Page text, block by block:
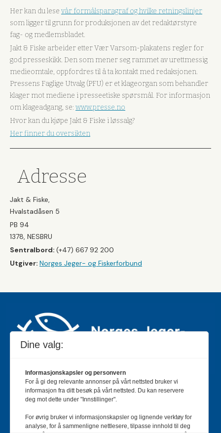
Her kan du lese vår formålsparagraf og hvilke retningslinjer
som ligger til grunn for produksjonen av det redaktørstyre
fag- og medlemsbladet.
Jakt & Fiske arbeider etter Vær Varsom-plakatens regler for
god presseskikk. Den som mener seg rammet av urettmessig
medieomtale, oppfordres til å ta kontakt med redaksjonen.
Pressens Faglige Utvalg (PFU) er et klageorgan som behandler
klager mot mediene i presseetiske spørsmål. For informasjon
om klageadgang, se: www.presse.no
Hvor kan du kjøpe Jakt & Fiske i løssalg?
Her finner du oversikten
Adresse
Jakt & Fiske,
Hvalstadåsen 5
PB 94
1378, NESBRU
Sentralbord: (+47) 667 92 200
Utgiver: Norges Jeger- og Fiskerforbund
Jakt & Fiske er landets største og eldste magasin for
jakt- og fiskeinteresserte med 195 000 månedlige
Bladet er en månedlig publikasjon og utgis av Norges
Dine valg:
Informasjonskapsler og personvern
For å gi deg relevante annonser på vårt nettsted bruker vi
informasjon fra ditt besøk på vårt nettsted. Du kan reservere
deg mot dette under "Innstillinger".
For øvrig bruker vi informasjonskapsler og lignende verktøy for
analyse, for å sammenligne nettlesere, tilpasse innhold til deg